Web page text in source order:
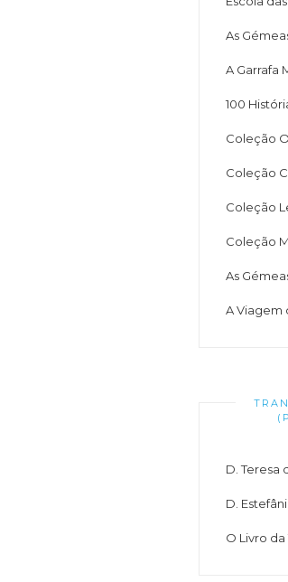
As
A Garrafa
100
Coleção
Coleção
Coleção
Coleção
As
A Viagem
D. Teresa
D.
O Livro da